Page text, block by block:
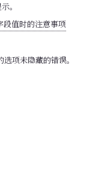
。
值时的注意事项
项未隐藏的错误。